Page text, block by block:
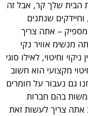
הבית שלך קר, אבל זה
שנתנים
מספיק – אתה צריך
מנשימ אוויר נקי
וחיטוי, לאילו סוגי
מקצועי הוא חשוב
גם נעבור על חומרים
בהם חברות
צריך לעשות זאת